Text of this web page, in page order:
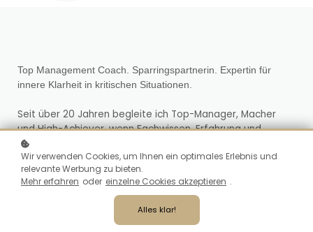
Top Management Coach. Sparringspartnerin. Expertin für
innere Klarheit in kritischen Situationen.
Seit über 20 Jahren begleite ich Top-Manager, Macher
und High-Achiever, wenn Fachwissen, Erfahrung und
Exzellenz plötzlich nicht mehr reichen.
Dann, wenn es komplex wird:
Wenn Druck steigt, Projekte ins Stocken geraten oder ein
innerer Wendepunkt erreicht ist.
Ich helfe meinen Klient:innen, in solchen Momenten wieder
klar zu sehen – und kraftvoll zu handeln.
Wir verwenden Cookies, um Ihnen ein optimales Erlebnis und
relevante Werbung zu bieten.
Mehr erfahren oder einzelne Cookies akzeptieren .
Alles klar!